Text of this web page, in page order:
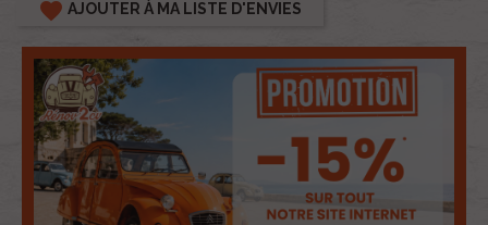
favorite AJOUTER À MA LISTE D'ENVIES